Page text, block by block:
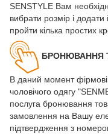
SENSTYLE Вам
вибрати розмір і
пройти кілька простих
БРОНЮВАННЯ
В даний момент фірмові
чоловічого одягу
послуга бронювання
замовлення на Вашу
підтвердження з